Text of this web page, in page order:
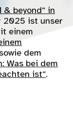
& beyond“ in
2025 ist unser
einem
sowie dem
Was bei dem
ist“.